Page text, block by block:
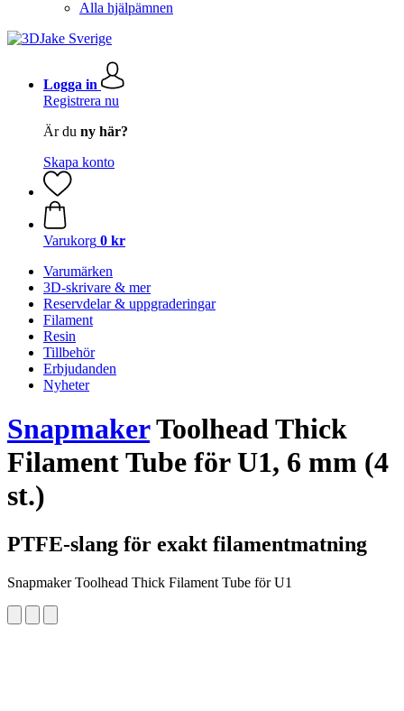
Alla hjälpämnen
Logga in
Registrera nu
Är du ny här?
Skapa konto
Varukorg 0 kr
Varumärken
3D-skrivare & mer
Reservdelar & uppgraderingar
Filament
Resin
Tillbehör
Erbjudanden
Nyheter
SnapmakerToolhead Thick
Filament Tube för U1, 6 mm (4
st.)
PTFE-slang för exakt filamentmatning
Snapmaker Toolhead Thick Filament Tube för U1